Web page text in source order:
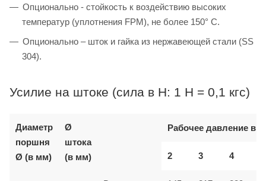
Опционально - стойкость к воздействию высоких
температур (уплотнения FPM), не более 150° C.
Опционально – шток и гайка из нержавеющей стали (SS
304).
Усилие на штоке (сила в Н: 1 Н = 0,1 кгс)
Диаметр
поршня
Ø (в мм)
Ø
штока
(в мм)
Рабочее давление в
2 3 4